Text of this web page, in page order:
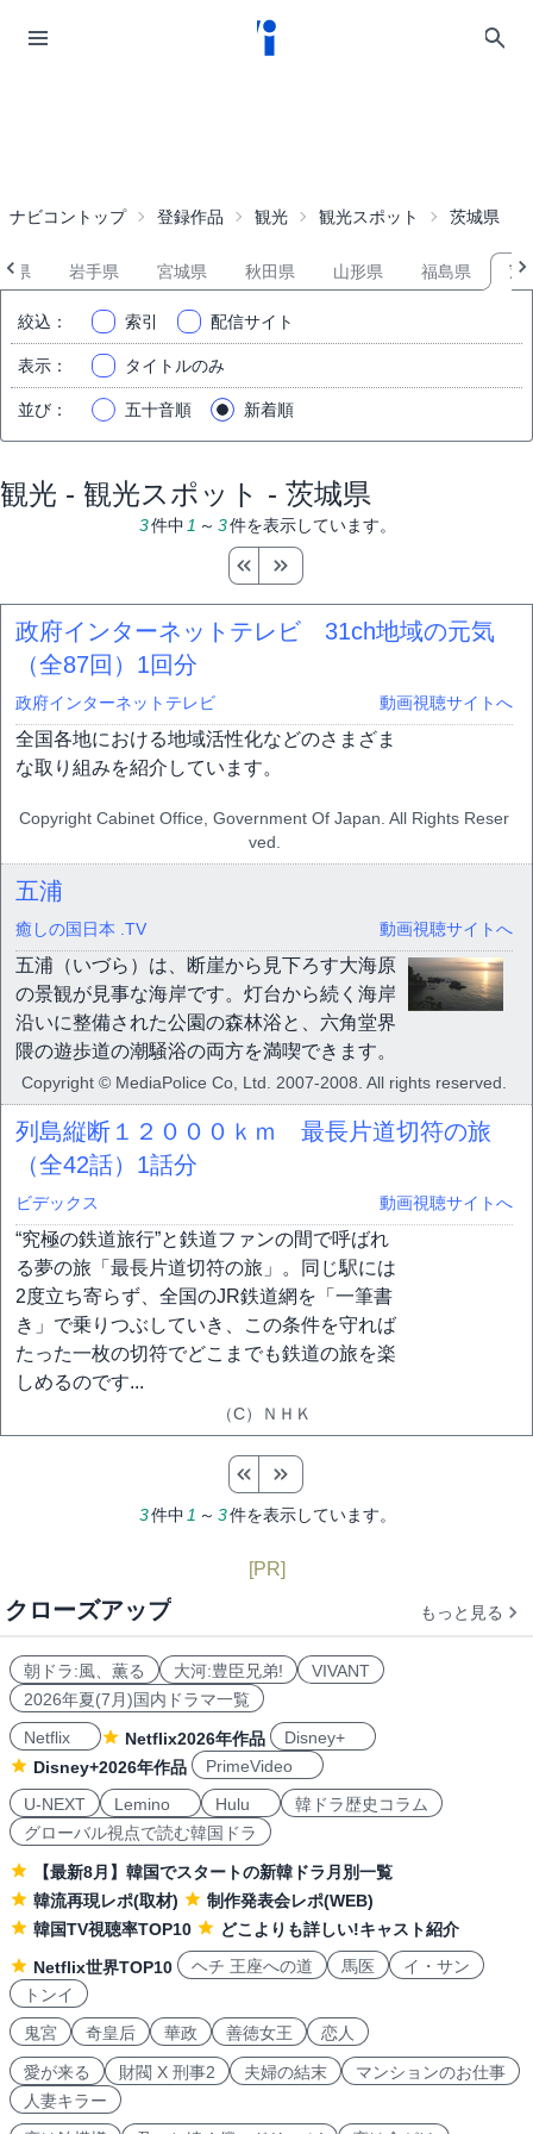
ナビコントップ 登録作品 観光 観光スポット 茨城県
県 岩手県 宮城県 秋田県 山形県 福島県 茨
絞込 ： 索引 配信サイト
表示 ： タイトルのみ
並び ： 五十音順 新着順
観光 - 観光スポット - 茨城県
3件中 1 ～ 3件を表示しています。
政府インターネットテレビ 31ch地域の元気
（全87回） 1回分
政府インターネットテレビ 動画視聴サイトへ
全国各地における地域活性化などのさまざま
な取り組みを紹介しています。
Copyright Cabinet Office, Government Of Japan. All Rights Reser
ved.
五浦
癒しの国日本 .TV 動画視聴サイトへ
五浦（いづら）は、断崖から見下ろす大海原
の景観が見事な海岸です。灯台から続く海岸
沿いに整備された公園の森林浴と、六角堂界
隈の遊歩道の潮騒浴の両方を満喫できます。
Copyright © MediaPolice Co, Ltd. 2007-2008. All rights reserved.
列島縦断１２０００ｋｍ 最長片道切符の旅
（全42話） 1話分
ビデックス 動画視聴サイトへ
“究極の鉄道旅行”と鉄道ファンの間で呼ばれ
る夢の旅「最長片道切符の旅」。同じ駅には
2度立ち寄らず、全国のJR鉄道網を「一筆書
き」で乗りつぶしていき、この条件を守れば
たった一枚の切符でどこまでも鉄道の旅を楽
しめるのです...
（C）ＮＨＫ
3件中 1 ～ 3件を表示しています。
[PR]
クローズアップ もっと見る
朝ドラ:風、薫る 大河:豊臣兄弟!
VIVANT
2026年夏(7月)国内ドラマ一覧
Netflix
Netflix2026年作品
Disney+
Disney+2026年作品
PrimeVideo
U-NEXT
Lemino Hulu
韓ドラ歴史コラム
グローバル視点で読む韓国ドラ
【最新8月】韓国でスタートの新韓ドラ月別一覧
韓流再現レポ(取材)
制作発表会レポ(WEB)
韓国TV視聴率TOP10
どこよりも詳しい!キャスト紹介
Netflix世界TOP10
ヘチ 王座への道 馬医
イ・サン
トンイ
鬼宮
奇皇后 華政 善徳女王 恋人
愛が来る 財閥 X 刑事2 夫婦の結末
マンションのお仕事
人妻キラー